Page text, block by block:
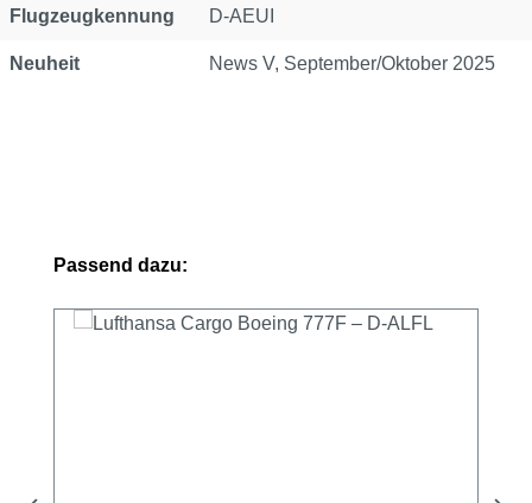
Flugzeugkennung D-AEUI
Neuheit News V, September/Oktober 2025
Produktgalerie überspringen
Passend dazu: